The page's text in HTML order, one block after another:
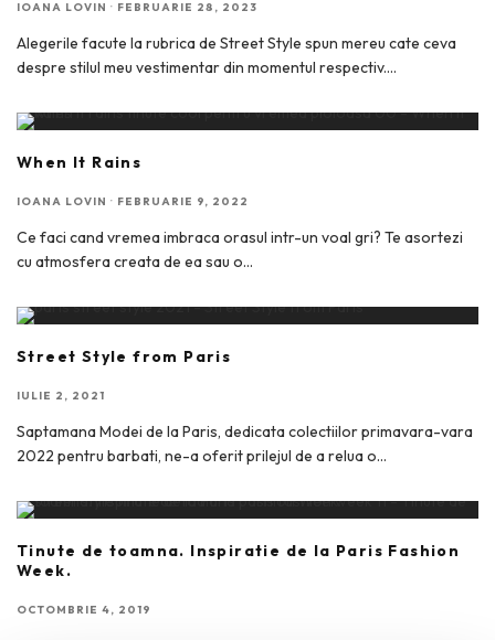
IOANA LOVIN · FEBRUARIE 28, 2023
Alegerile facute la rubrica de Street Style spun mereu cate ceva
despre stilul meu vestimentar din momentul respectiv....
When It Rains
IOANA LOVIN · FEBRUARIE 9, 2022
Ce faci cand vremea imbraca orasul intr-un voal gri? Te asortezi
cu atmosfera creata de ea sau o...
Street Style from Paris
IULIE 2, 2021
Saptamana Modei de la Paris, dedicata colectiilor primavara-vara
2022 pentru barbati, ne-a oferit prilejul de a relua o...
Tinute de toamna. Inspiratie de la Paris Fashion
Week.
OCTOMBRIE 4, 2019